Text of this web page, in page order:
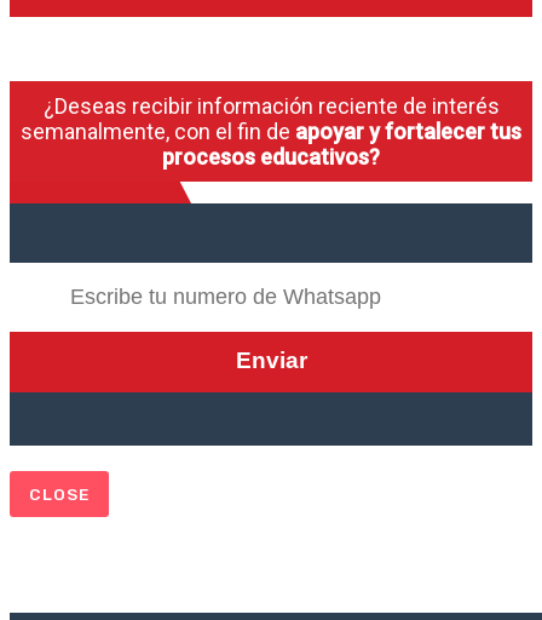
¿Deseas recibir información reciente de interés
semanalmente, con el fin de apoyar y fortalecer tus
procesos educativos?
CLOSE